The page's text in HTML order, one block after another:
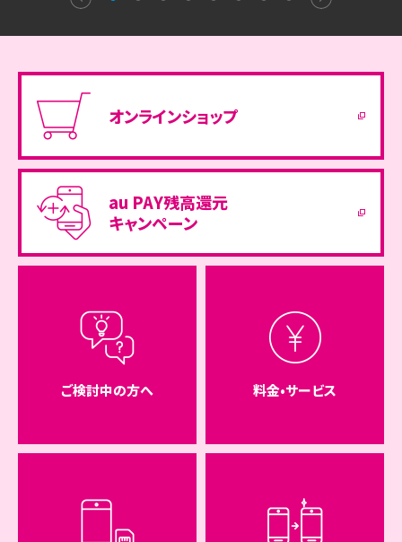
オンラインショップ
au PAY残高還元
キャンペーン
ご検討中の方へ 料金•サービス